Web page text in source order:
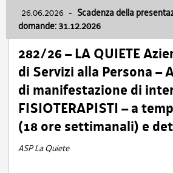
26.06.2026 - Scadenza della
domande: 31.12.2026
282/26 – LA QUIETE
di Servizi alla Persona –
di manifestazione di
FISIOTERAPISTI – a
(18 ore settimanali) e
ASP La Quiete